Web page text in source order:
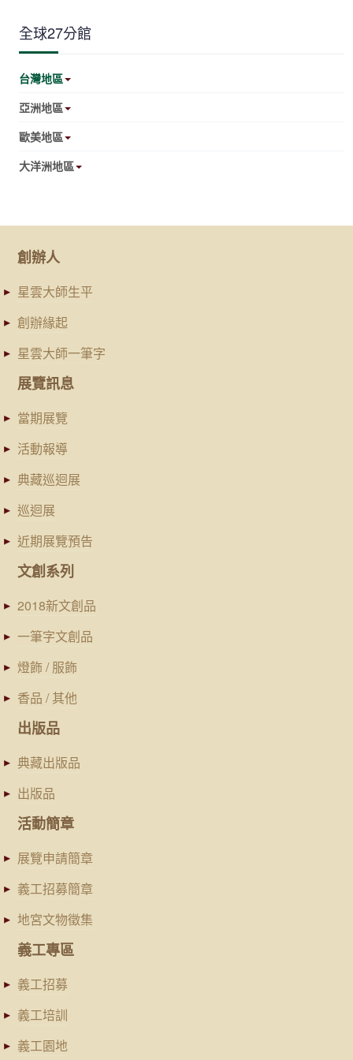
全球27分館
台灣地區
亞洲地區
歐美地區
大洋洲地區
創辦人
星雲大師生平
創辦緣起
星雲大師一筆字
展覽訊息
當期展覽
活動報導
典藏巡迴展
巡迴展
近期展覽預告
文創系列
2018新文創品
一筆字文創品
燈飾 / 服飾
香品 / 其他
出版品
典藏出版品
出版品
活動簡章
展覽申請簡章
義工招募簡章
地宮文物徵集
義工專區
義工招募
義工培訓
義工園地